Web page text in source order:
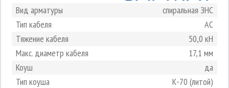
Вид арматуры
спиральная ЗНС
Тип кабеля
АС
Тяжение кабеля
50,0 кН
Макс. диаметр кабеля
17,1 мм
Коуш
да
Тип коуша
К-70 (литой)